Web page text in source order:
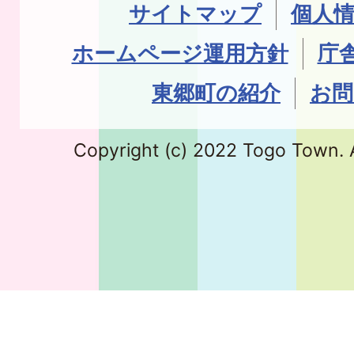
サイトマップ
個人
ホームページ運用方針
庁
東郷町の紹介
お
Copyright (c) 2022 Togo Town.